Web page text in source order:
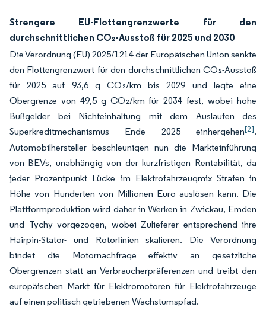
Strengere EU-Flottengrenzwerte für den
durchschnittlichen CO₂-Ausstoß für 2025 und 2030
Die Verordnung (EU) 2025/1214 der Europäischen Union senkte
den Flottengrenzwert für den durchschnittlichen CO₂-Ausstoß
für 2025 auf 93,6 g CO₂/km bis 2029 und legte eine
Obergrenze von 49,5 g CO₂/km für 2034 fest, wobei hohe
Bußgelder bei Nichteinhaltung mit dem Auslaufen des
Superkreditmechanismus Ende 2025 einhergehen[2].
Automobilhersteller beschleunigen nun die Markteinführung
von BEVs, unabhängig von der kurzfristigen Rentabilität, da
jeder Prozentpunkt Lücke im Elektrofahrzeugmix Strafen in
Höhe von Hunderten von Millionen Euro auslösen kann. Die
Plattformproduktion wird daher in Werken in Zwickau, Emden
und Tychy vorgezogen, wobei Zulieferer entsprechend ihre
Hairpin-Stator- und Rotorlinien skalieren. Die Verordnung
bindet die Motornachfrage effektiv an gesetzliche
Obergrenzen statt an Verbraucherpräferenzen und treibt den
europäischen Markt für Elektromotoren für Elektrofahrzeuge
auf einen politisch getriebenen Wachstumspfad.